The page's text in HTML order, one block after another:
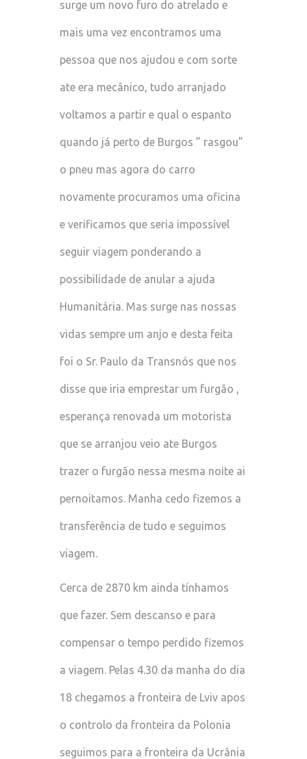
surge um novo furo do atrelado e
mais uma vez encontramos uma
pessoa que nos ajudou e com sorte
ate era mecânico, tudo arranjado
voltamos a partir e qual o espanto
quando já perto de Burgos ” rasgou”
o pneu mas agora do carro
novamente procuramos uma oficina
e verificamos que seria impossível
seguir viagem ponderando a
possibilidade de anular a ajuda
Humanitária. Mas surge nas nossas
vidas sempre um anjo e desta feita
foi o Sr. Paulo da Transnós que nos
disse que iria emprestar um furgão ,
esperança renovada um motorista
que se arranjou veio ate Burgos
trazer o furgão nessa mesma noite ai
pernoitamos. Manha cedo fizemos a
transferência de tudo e seguimos
viagem.
Cerca de 2870 km ainda tínhamos
que fazer. Sem descanso e para
compensar o tempo perdido fizemos
a viagem. Pelas 4.30 da manha do dia
18 chegamos a fronteira de Lviv apos
o controlo da fronteira da Polonia
seguimos para a fronteira da Ucrânia